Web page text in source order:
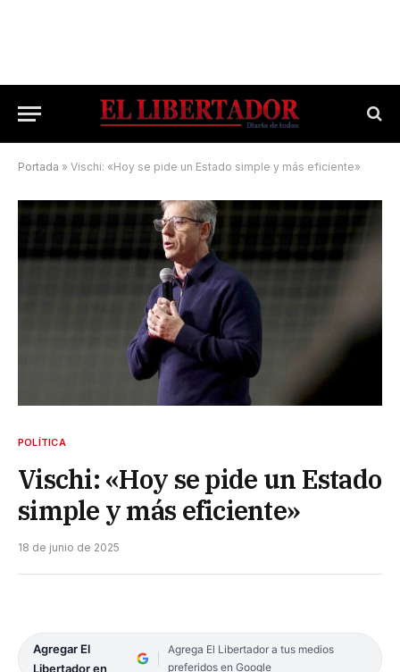
Portada » Vischi: «Hoy se pide un Estado simple y más eficiente»
POLÍTICA
Vischi: «Hoy se pide un Estado
simple y más eficiente»
18 de junio de 2025
Agregar El
Libertador en
Agrega El Libertador a tus medios
preferidos en Google